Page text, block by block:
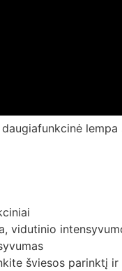
vidutinio
šviesos parinktį ir